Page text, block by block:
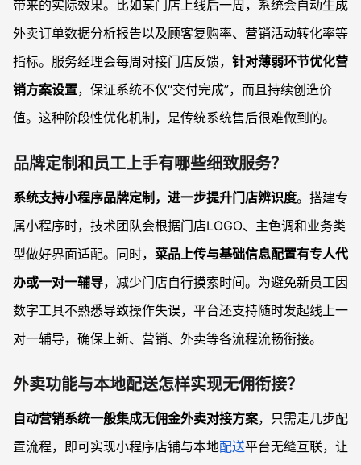
带来的实际效果。比如某门店上线后一周，系统会自动生成
外卖订单数据分析报告以及顾客复购率、营销活动转化率等
指标。服务经理会每周对接门店反馈， 针对薄弱环节优化营
销方案设置，保证系统不仅“交付完成”，而且持续创造价
值。这种阶段性优化机制，是传统系统售后很难做到的。
品牌定制和员工上手有哪些细致服务？
系统支持小程序品牌定制，进一步提升门店辨识度。搭建专
属小程序时，技术团队会根据门店LOGO、主色调和业务类
型做好界面适配。同时， 菜品上传与基础信息配置有专人代
办或一对一辅导，减少门店自行摸索时间。为避免新员工因
数字工具不熟悉导致操作失误，平台还支持随时发起线上一
对一辅导，确保上新、营销、外卖等各流程流畅衔接。
外卖功能与本地配送怎样实现无佣衔接？
自动营销系统一般集成无佣金外卖对接方案，只需走几步配
置流程，即可实现小程序店铺与本地配送平台无缝互联，让